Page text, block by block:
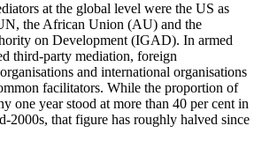
at the global level were the US as
the African Union (AU) and the
on Development (IGAD). In armed
third-party mediation, foreign
and international organisations
facilitators. While the proportion of
one year stood at more than 40 per cent in
2000s, that figure has roughly halved since